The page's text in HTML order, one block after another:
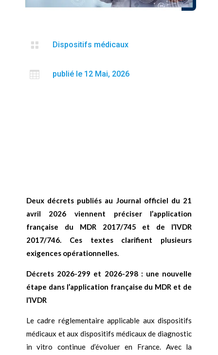
 Dispositifs médicaux
 publié le 12 Mai, 2026
Deux décrets publiés au Journal officiel du 21
avril 2026 viennent préciser l’application
française du MDR 2017/745 et de l’IVDR
2017/746. Ces textes clarifient plusieurs
exigences opérationnelles.
Décrets 2026-299 et 2026-298 : une nouvelle
étape dans l’application française du MDR et de
l’IVDR
Le cadre réglementaire applicable aux dispositifs
médicaux et aux dispositifs médicaux de diagnostic
in vitro continue d’évoluer en France. Avec la